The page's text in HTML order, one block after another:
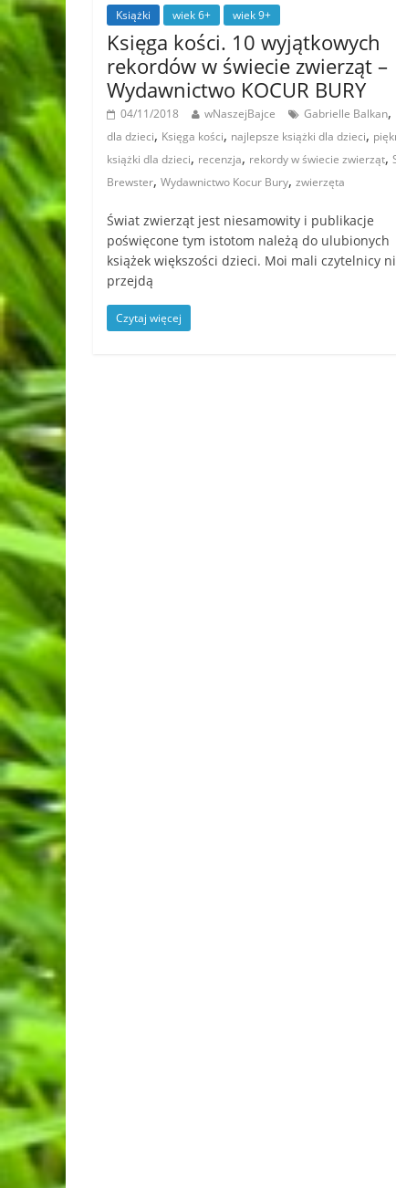
Książki wiek 6+ wiek 9+
Księga kości. 10 wyjątkowych
rekordów w świecie zwierząt –
Wydawnictwo KOCUR BURY
04/11/2018 wNaszejBajce Gabrielle Balkan,
dla dzieci, Księga kości, najlepsze książki dla dzieci,
książki dla dzieci, recenzja, rekordy w świecie zwierząt,
Brewster, Wydawnictwo Kocur Bury, zwierzęta
Świat zwierząt jest niesamowity i publikacje
poświęcone tym istotom należą do ulubionych
książek większości dzieci. Moi mali czytelnicy
przejdą
Czytaj więcej